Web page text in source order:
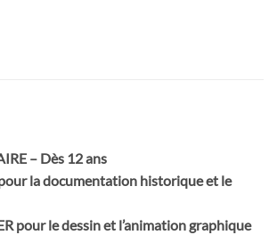
– Dès 12 ans
la documentation historique et le
pour le dessin et l’animation graphique